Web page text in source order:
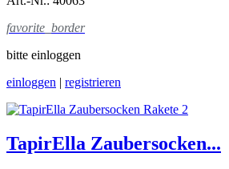
favorite_border
bitte einloggen
einloggen | registrieren
TapirElla Zaubersocken...